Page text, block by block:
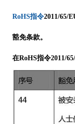
RoHS指令2011/65/
豁免条款。
在RoHS指令2011/